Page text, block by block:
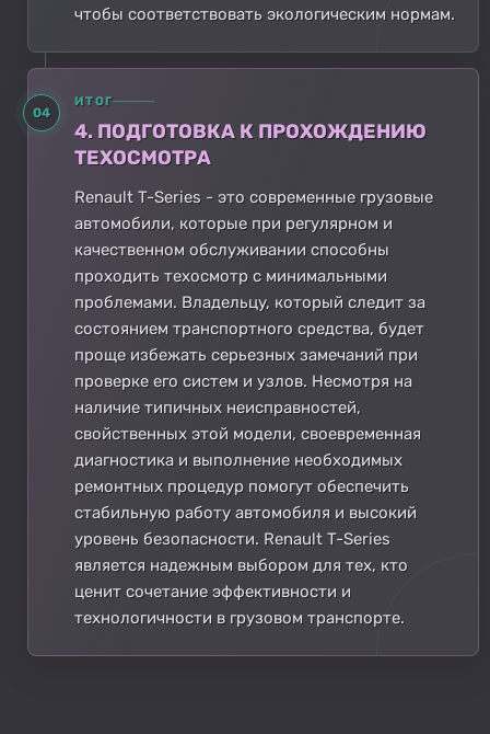
чтобы соответствовать экологическим нормам.
04
ИТОГ
4. ПОДГОТОВКА К ПРОХОЖДЕНИЮ
ТЕХОСМОТРА
Renault T-Series - это современные грузовые
автомобили, которые при регулярном и
качественном обслуживании способны
проходить техосмотр с минимальными
проблемами. Владельцу, который следит за
состоянием транспортного средства, будет
проще избежать серьезных замечаний при
проверке его систем и узлов. Несмотря на
наличие типичных неисправностей,
свойственных этой модели, своевременная
диагностика и выполнение необходимых
ремонтных процедур помогут обеспечить
стабильную работу автомобиля и высокий
уровень безопасности. Renault T-Series
является надежным выбором для тех, кто
ценит сочетание эффективности и
технологичности в грузовом транспорте.